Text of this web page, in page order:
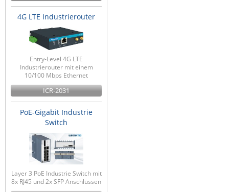
4G LTE Industrierouter
Entry-Level 4G LTE
Industrierouter mit einem
10/100 Mbps Ethernet
ICR-2031
PoE-Gigabit Industrie
Switch
Layer 3 PoE Industrie Switch mit
8x RJ45 und 2x SFP Anschlüssen